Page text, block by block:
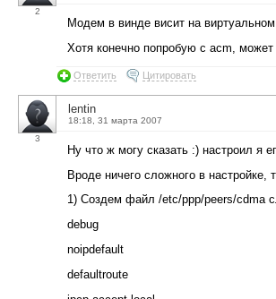
2
Модем в винде висит на
Хотя конечно попробую с acm, может
Ответить Цитировать
3
lentin
18:18, 31 марта 2007
Ну что ж могу сказать :) настроил я
Вроде ничего сложного в настройке,
1) Создем файл /etc/ppp/peers/cdma
debug
noipdefault
defaultroute